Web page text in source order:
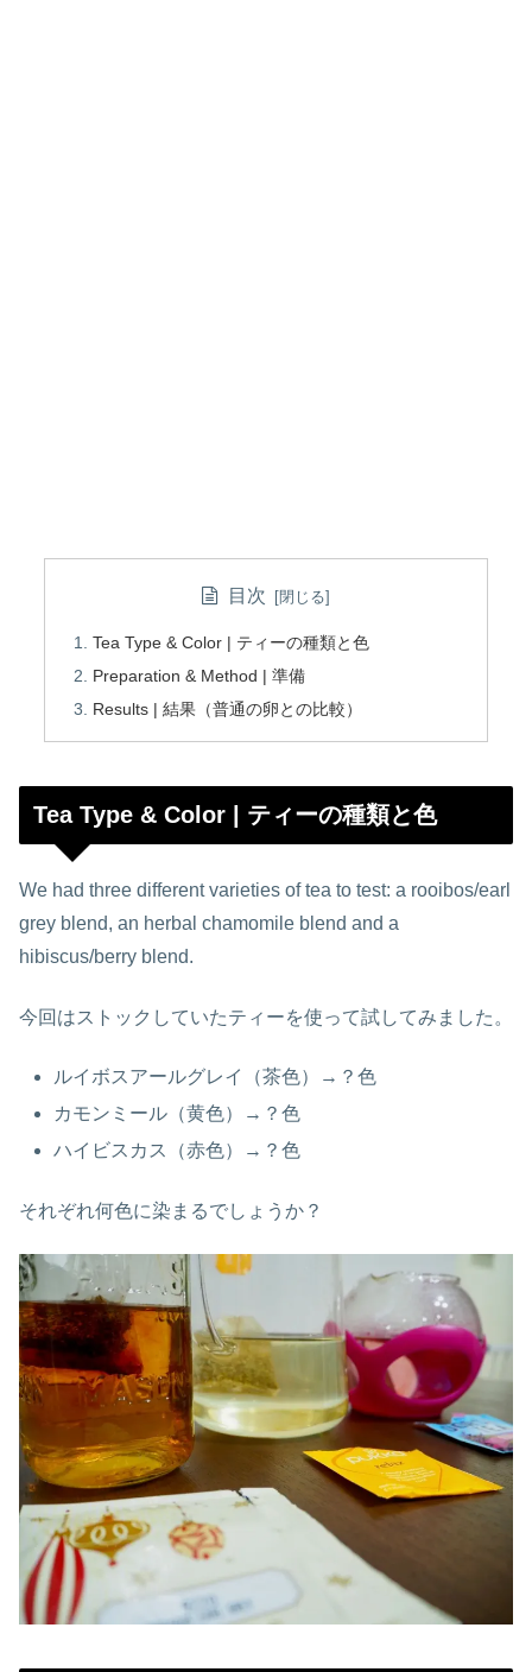
目次
Tea Type & Color | ティーの種類と色
Preparation & Method | 準備
Results | 結果（普通の卵との比較）
Tea Type & Color | ティーの種類と色
We had three different varieties of tea to test: a rooibos/earl
grey blend, an herbal chamomile blend and a
hibiscus/berry blend.
今回はストックしていたティーを使って試してみました。
ルイボスアールグレイ（茶色）→？色
カモンミール（黄色）→？色
ハイビスカス（赤色）→？色
それぞれ何色に染まるでしょうか？